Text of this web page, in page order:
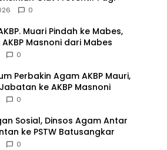
0
Muari Pindah ke Mabes,
Masnoni dari Mabes
0
Perbakin Agam AKBP Mauri,
ke AKBP Masnoni
0
Sosial, Dinsos Agam Antar
ke PSTW Batusangkar
0